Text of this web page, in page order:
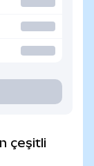
çeşitli